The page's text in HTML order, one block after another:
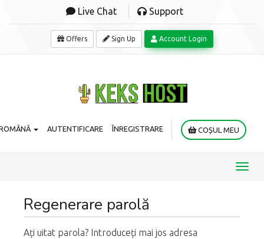
Live Chat Support
Offers Sign Up Account Login
AUTENTIFICARE ÎNREGISTRARE COȘUL MEU
Regenerare parolă
Ați uitat parola? Introduceți mai jos adresa